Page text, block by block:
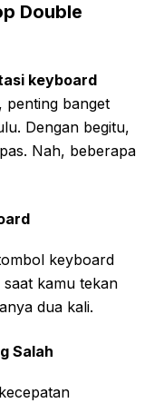
Double
keyboard
, penting banget
Dengan begitu,
Nah, beberapa
keyboard
kamu tekan
dua kali.
Salah